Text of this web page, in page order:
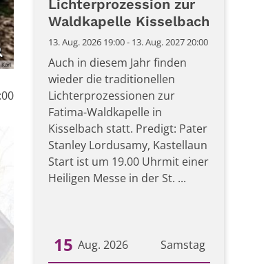
Datum: 13. August 2026
Lichterprozession zur
Waldkapelle Kisselbach
13. Aug. 2026 19:00 - 13. Aug. 2027 20:00
Auch in diesem Jahr finden
wieder die traditionellen
Lichterprozessionen zur
Fatima-Waldkapelle in
Kisselbach statt. Predigt: Pater
Stanley Lordusamy, Kastellaun
Start ist um 19.00 Uhrmit einer
Heiligen Messe in der St. ...
Samstag
15 Aug. 2026